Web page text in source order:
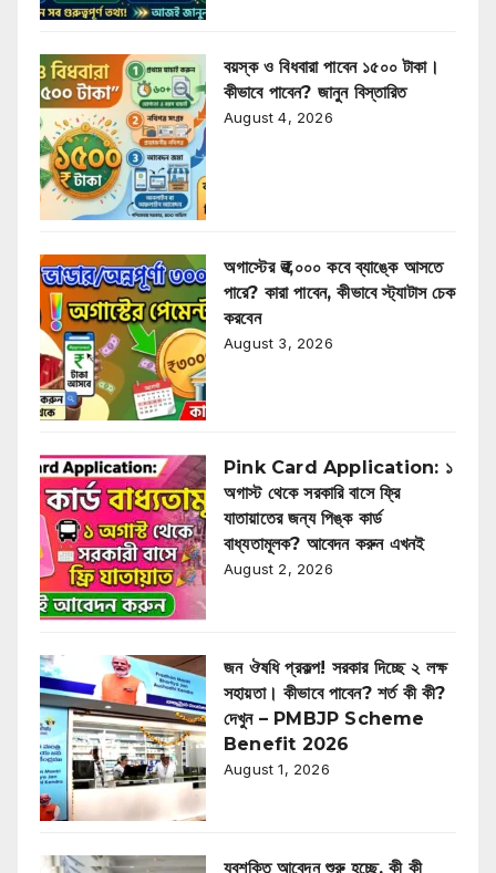
বয়স্ক ও বিধবারা পাবেন ১৫০০ টাকা।
কীভাবে পাবেন? জানুন বিস্তারিত
August 4, 2026
অগাস্টের ₹৩,০০০ কবে ব্যাঙ্কে আসতে
পারে? কারা পাবেন, কীভাবে স্ট্যাটাস চেক
করবেন
August 3, 2026
Pink Card Application: ১
অগাস্ট থেকে সরকারি বাসে ফ্রি
যাতায়াতের জন্য পিঙ্ক কার্ড
বাধ্যতামূলক? আবেদন করুন এখনই
August 2, 2026
জন ঔষধি প্রকল্প! সরকার দিচ্ছে ২ লক্ষ
সহায়তা। কীভাবে পাবেন? শর্ত কী কী?
দেখুন – PMBJP Scheme
Benefit 2026
August 1, 2026
যুবশক্তি আবেদন শুরু হচ্ছে, কী কী